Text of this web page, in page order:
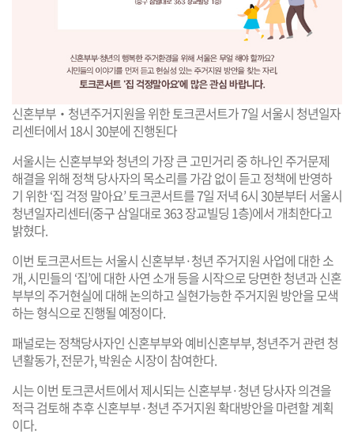
신혼부부‧청년주거지원을 위한 토크콘서트가 7일 서울시 청년일자
리센터에서 18시 30분에 진행된다
서울시는 신혼부부와 청년의 가장 큰 고민거리 중 하나인 주거문제
해결을 위해 정책 당사자의 목소리를 가감 없이 듣고 정책에 반영하
기 위한 ‘집 걱정 말아요’ 토크콘서트를 7일 저녁 6시 30분부터 서울시
청년일자리센터(중구 삼일대로 363 장교빌딩 1층)에서 개최한다고
밝혔다.
이번 토크콘서트는 서울시 신혼부부·청년 주거지원 사업에 대한 소
개, 시민들의 ‘집’에 대한 사연 소개 등을 시작으로 당면한 청년과 신혼
부부의 주거현실에 대해 논의하고 실현가능한 주거지원 방안을 모색
하는 형식으로 진행될 예정이다.
패널로는 정책당사자인 신혼부부와 예비신혼부부, 청년주거 관련 청
년활동가, 전문가, 박원순 시장이 참여한다.
시는 이번 토크콘서트에서 제시되는 신혼부부·청년 당사자 의견을
적극 검토해 추후 신혼부부·청년 주거지원 확대방안을 마련할 계획
이다.